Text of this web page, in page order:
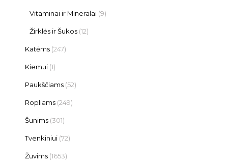
Vitaminai ir Mineralai (9)
Žirklės ir Šukos (12)
Katėms (247)
Kiemui (1)
Paukščiams (52)
Ropliams (249)
Šunims (301)
Tvenkiniui (72)
Žuvims (1653)